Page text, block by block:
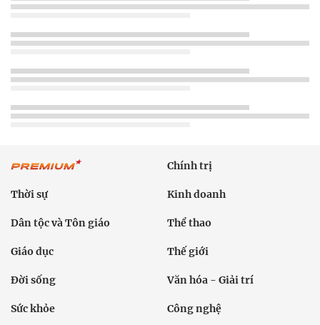
Chính trị
Thời sự Kinh doanh
Dân tộc và Tôn giáo Thể thao
Giáo dục Thế giới
Đời sống Văn hóa - Giải trí
Sức khỏe Công nghệ